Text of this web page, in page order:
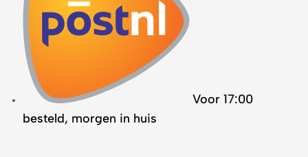
Voor 17:00
besteld, morgen in huis